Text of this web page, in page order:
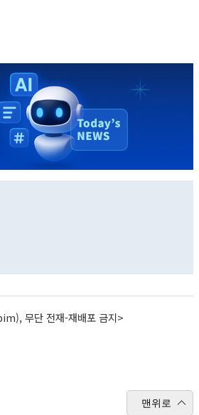
무단 전재-재배포 금지>
맨위로